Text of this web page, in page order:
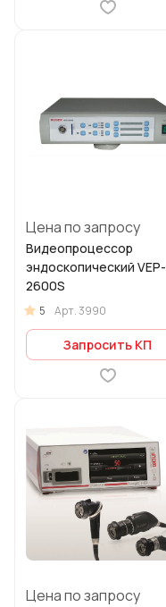
Цена по запросу
Видеопроцессор
эндоскопический VEP-
2600S
5 Арт.3990
Запросить КП
Цена по запросу